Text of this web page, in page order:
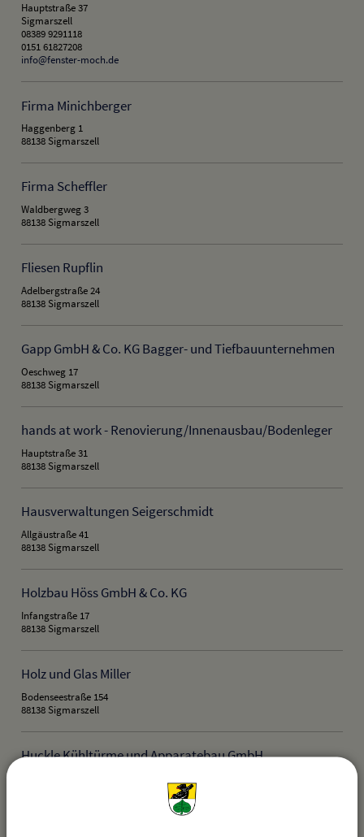
Hauptstraße 37
Sigmarszell
08389 9291118
0151 61827208
info@fenster-moch.de
Firma Minichberger
Haggenberg 1
88138 Sigmarszell
Firma Scheffler
Waldbergweg 3
88138 Sigmarszell
Fliesen Rupflin
Adelbergstraße 24
88138 Sigmarszell
Gapp GmbH & Co. KG Bagger- und Tiefbauunternehmen
Oeschweg 17
88138 Sigmarszell
hands at work - Renovierung/Innenausbau/Bodenleger
Hauptstraße 31
88138 Sigmarszell
Hausverwaltungen Seigerschmidt
Allgäustraße 41
88138 Sigmarszell
Holzbau Höss GmbH & Co. KG
Infangstraße 17
88138 Sigmarszell
Holz und Glas Miller
Bodenseestraße 154
88138 Sigmarszell
Huckle Kühltürme und Apparatebau GmbH